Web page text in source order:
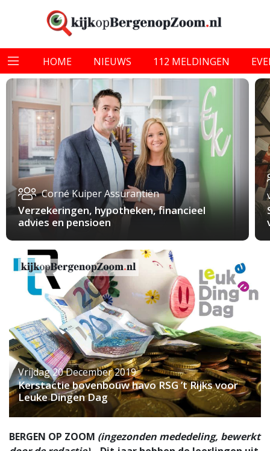
HOME NIEUWS 112 MELDINGEN
Corné Kuiper Assurantiën
Verzekeringen, hypotheken, financieel
advies en pensioen
Vrijdag 20 December 2019
Kerstactie bovenbouw havo RSG ’t Rijks voor
Leuke Dingen Dag
BERGEN OP ZOOM (ingezonden mededeling, bewerkt